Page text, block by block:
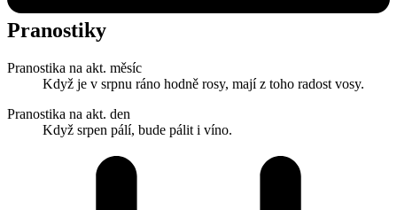
Pranostiky
Pranostika na akt. měsíc
Když je v srpnu ráno hodně rosy, mají z toho radost vosy.
Pranostika na akt. den
Když srpen pálí, bude pálit i víno.